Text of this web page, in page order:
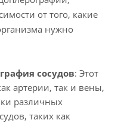
от того, какие
нужно
сосудов: Этот
артерии, так и вены,
различных
таких как